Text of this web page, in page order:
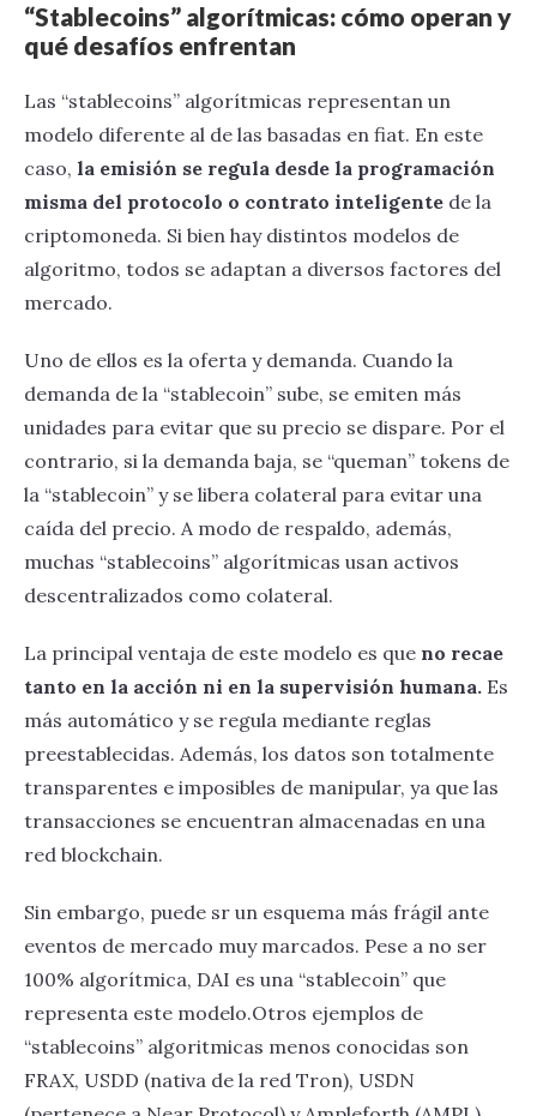
“Stablecoins” algorítmicas: cómo operan y
qué desafíos enfrentan
Las “stablecoins” algorítmicas representan un
modelo diferente al de las basadas en fiat. En este
caso, la emisión se regula desde la programación
misma del protocolo o contrato inteligente de la
criptomoneda. Si bien hay distintos modelos de
algoritmo, todos se adaptan a diversos factores del
mercado.
Uno de ellos es la oferta y demanda. Cuando la
demanda de la “stablecoin” sube, se emiten más
unidades para evitar que su precio se dispare. Por el
contrario, si la demanda baja, se “queman” tokens de
la “stablecoin” y se libera colateral para evitar una
caída del precio. A modo de respaldo, además,
muchas “stablecoins” algorítmicas usan activos
descentralizados como colateral.
La principal ventaja de este modelo es que no recae
tanto en la acción ni en la supervisión humana. Es
más automático y se regula mediante reglas
preestablecidas. Además, los datos son totalmente
transparentes e imposibles de manipular, ya que las
transacciones se encuentran almacenadas en una
red blockchain.
Sin embargo, puede sr un esquema más frágil ante
eventos de mercado muy marcados. Pese a no ser
100% algorítmica, DAI es una “stablecoin” que
representa este modelo.Otros ejemplos de
“stablecoins” algoritmicas menos conocidas son
FRAX, USDD (nativa de la red Tron), USDN